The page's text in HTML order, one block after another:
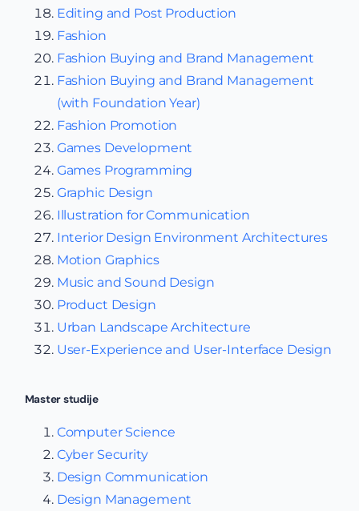
Editing and Post Production
Fashion
Fashion Buying and Brand Management
Fashion Buying and Brand Management
(with Foundation Year)
Fashion Promotion
Games Development
Games Programming
Graphic Design
Illustration for Communication
Interior Design Environment Architectures
Motion Graphics
Music and Sound Design
Product Design
Urban Landscape Architecture
User-Experience and User-Interface Design
Master studije
Computer Science
Cyber Security
Design Communication
Design Management